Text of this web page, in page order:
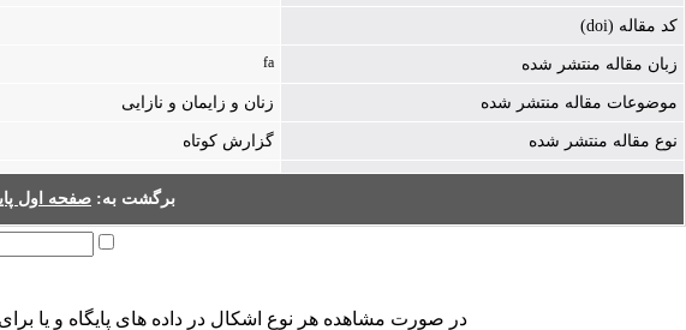
کد مقاله (doi)
زبان مقاله منتشر شده fa
موضوعات مقاله منتشر شده زنان و زایمان و نازایی
نوع مقاله منتشر شده گزارش کوتاه
برگشت به: صفحه اول
در صورت مشاهده هر نوع اشکال در داده های پایگاه و یا